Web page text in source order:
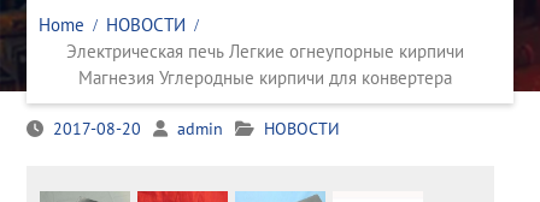
Home
НОВОСТИ
Электрическая печь Легкие огнеупорные кирпичи
Магнезия Углеродные кирпичи для конвертера
2017-08-20 admin НОВОСТИ